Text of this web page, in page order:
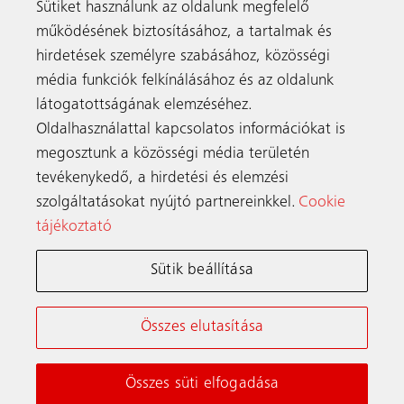
Hungary
Fax: +36 1 2069005
Email:info.hu@schindler.com
Kapcsolat
Schindler anyavállalat
Online feltételek
Cookie tájékoztató & Beállítások Impresszum
Sütiket használunk az oldalunk megfelelő
működésének biztosításához, a tartalmak és
hirdetések személyre szabásához, közösségi
média funkciók felkínálásához és az oldalunk
látogatottságának elemzéséhez.
Oldalhasználattal kapcsolatos információkat is
megosztunk a közösségi média területén
tevékenykedő, a hirdetési és elemzési
szolgáltatásokat nyújtó partnereinkkel. Cookie
tájékoztató
Sütik beállítása
Összes elutasítása
Összes süti elfogadása